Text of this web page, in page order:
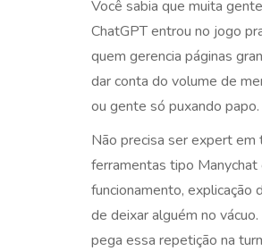
Você sabia que muita
ChatGPT entrou no jogo
quem gerencia páginas
dar conta do volume de
ou gente só puxando papo.
Não precisa ser expert em
ferramentas tipo
funcionamento, explicação
de deixar alguém no
pega essa repetição na